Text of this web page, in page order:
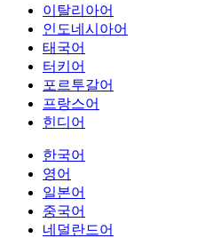
이탈리아어
인도네시아어
태국어
터키어
포르투갈어
프랑스어
힌디어
한국어
영어
일본어
중국어
네덜란드어